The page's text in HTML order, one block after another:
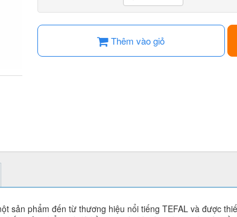
Thêm vào giỏ
sản phẩm đến từ thương hiệu nổi tiếng TEFAL và được